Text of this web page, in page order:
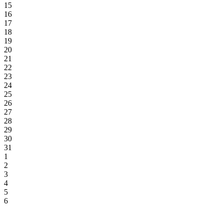
15
16
17
18
19
20
21
22
23
24
25
26
27
28
29
30
31
1
2
3
4
5
6